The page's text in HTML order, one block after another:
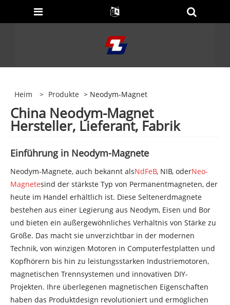
Heim > Produkte > Neodym-Magnet
China Neodym-Magnet
Hersteller, Lieferant, Fabrik
Einführung in Neodym-Magnete
Neodym-Magnete, auch bekannt alsNdFeB, NIB, oderNeo-
Magnetesind der stärkste Typ von Permanentmagneten, der
heute im Handel erhältlich ist. Diese Seltenerdmagnete
bestehen aus einer Legierung aus Neodym, Eisen und Bor
und bieten ein außergewöhnliches Verhältnis von Stärke zu
Größe. Das macht sie unverzichtbar in der modernen
Technik, von winzigen Motoren in Computerfestplatten und
Kopfhörern bis hin zu leistungsstarken Industriemotoren,
magnetischen Trennsystemen und innovativen DIY-
Projekten. Ihre überlegenen magnetischen Eigenschaften
haben das Produktdesign revolutioniert und ermöglichen